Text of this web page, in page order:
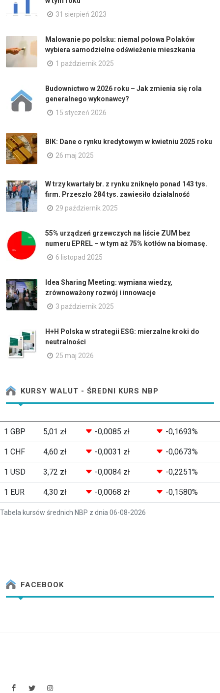
31 sierpień 2023
Malowanie po polsku: niemal połowa Polaków
wybiera samodzielne odświeżenie mieszkania
1 październik 2025
Budownictwo w 2026 roku – Jak zmienia się rola
generalnego wykonawcy?
15 styczeń 2026
BIK: Dane o rynku kredytowym w kwietniu 2025 roku
26 maj 2025
W trzy kwartały br. z rynku zniknęło ponad 143 tys.
firm. Przeszło 284 tys. zawiesiło działalność
29 październik 2025
55% urządzeń grzewczych na liście ZUM bez
numeru EPREL – w tym aż 75% kotłów na biomasę.
6 listopad 2025
Idea Sharing Meeting: wymiana wiedzy,
zrównoważony rozwój i innowacje
3 październik 2025
H+H Polska w strategii ESG: mierzalne kroki do
neutralności
25 maj 2026
KURSY WALUT - ŚREDNI KURS NBP
Tabela kursów średnich NBP z dnia 06-08-2026
1 GBP 5,01 zł -0,0085 zł -0,1693%
1 CHF 4,60 zł -0,0031 zł -0,0673%
1 USD 3,72 zł -0,0084 zł -0,2251%
1 EUR 4,30 zł -0,0068 zł -0,1580%
FACEBOOK